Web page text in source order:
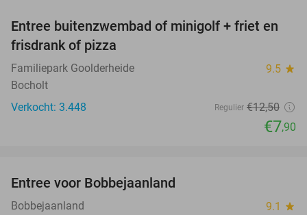
37%
Entree buitenzwembad of minigolf + friet en
frisdrank of pizza
Familiepark Goolderheide 9.5 star
Bocholt
Verkocht: 3.448
Regulier €12,50
€7,90
Entree voor Bobbejaanland
Bobbejaanland 9.1 star